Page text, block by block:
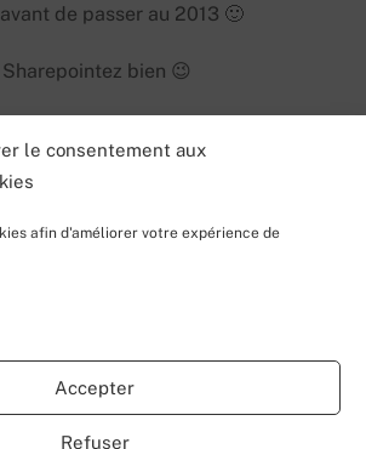
le consentement aux
afin d'améliorer votre expérience de
Accepter
Refuser
de passer au 2013 🙂
bien 😉
To
Top
Blog
My Projects
Contact